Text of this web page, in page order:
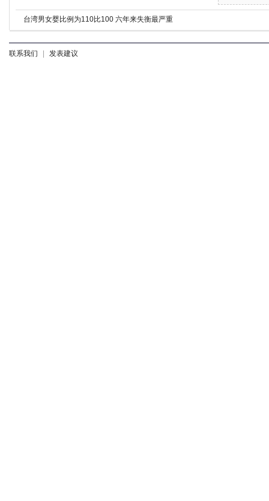
台湾男女婴比例为110比100 六年来失衡最严重
联系我们 | 发表建议